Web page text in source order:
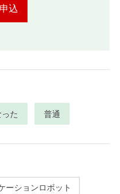
込
た 普通
ーションロボット